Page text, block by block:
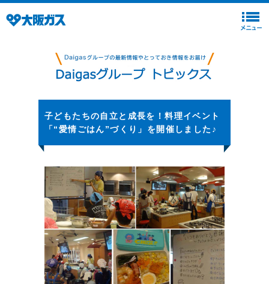
子どもたちの自立と成長を！料理イベント
「“愛情ごはん”づくり」を開催しました♪